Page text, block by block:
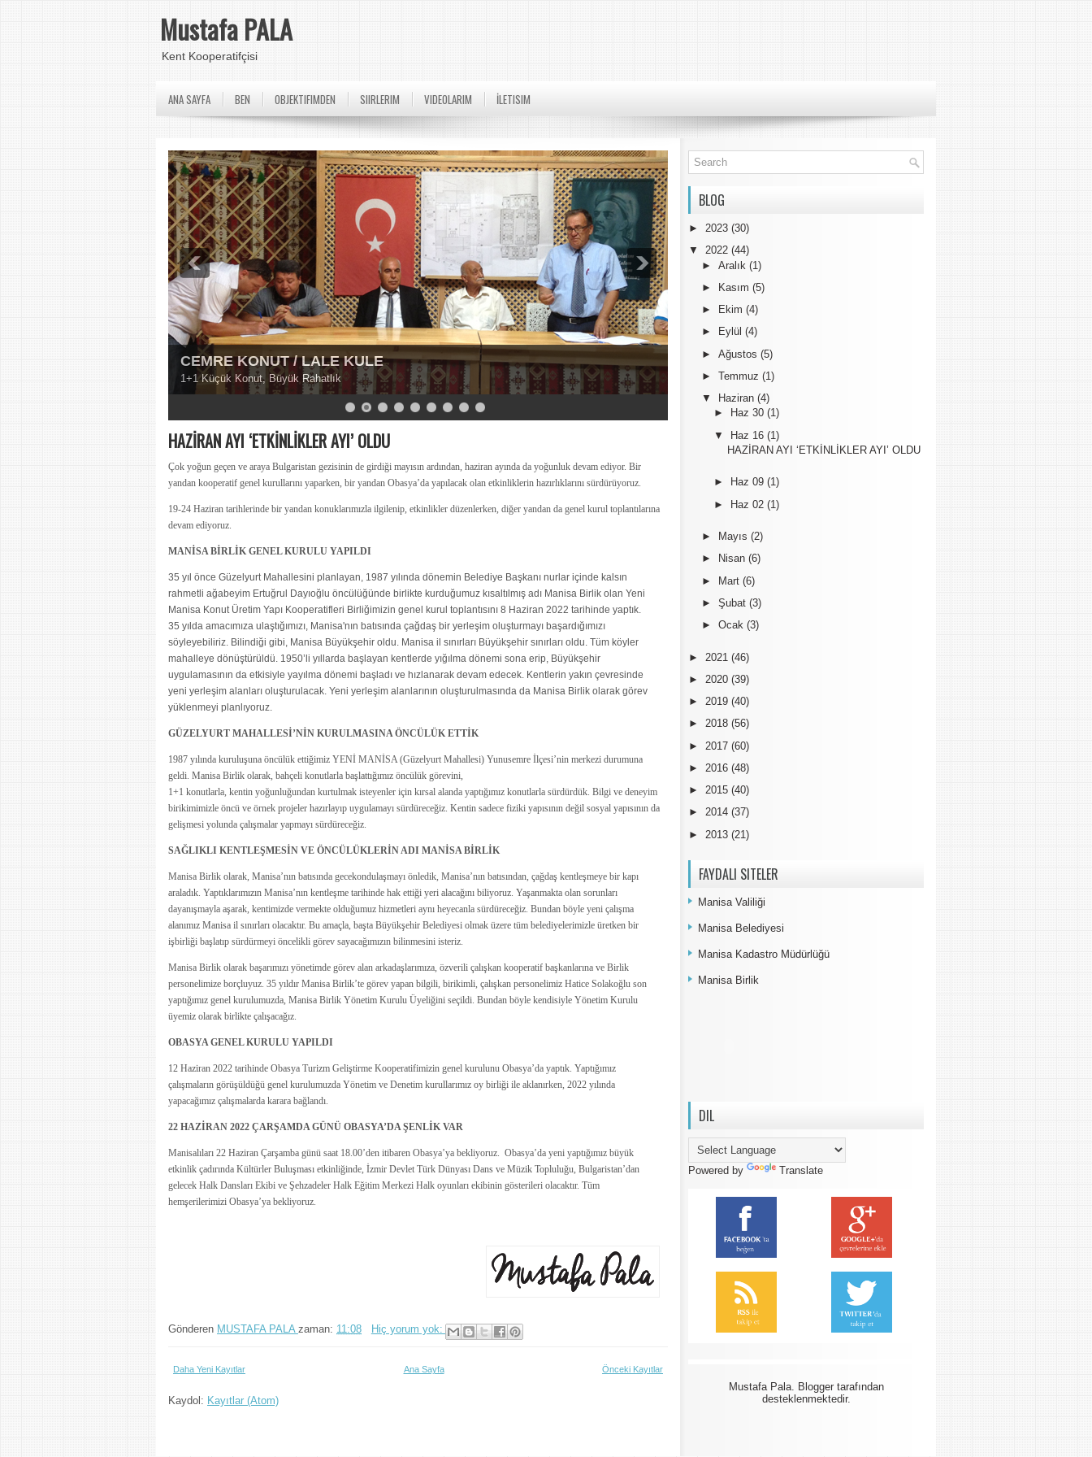
Mustafa PALA
Kent Kooperatifçisi
ANA SAYFA BEN OBJEKTIFIMDEN SIIRLERIM VIDEOLARIM İLETISIM
CEMRE KONUT / LALE KULE
1+1 Küçük Konut, Büyük Rahatlık
HAZİRAN AYI ‘ETKİNLİKLER AYI’ OLDU
Çok yoğun geçen ve araya Bulgaristan gezisinin de girdiği mayısın ardından, haziran ayında da yoğunluk devam ediyor. Bir
yandan kooperatif genel kurullarını yaparken, bir yandan Obasya’da yapılacak olan etkinliklerin hazırlıklarını sürdürüyoruz.
19-24 Haziran tarihlerinde bir yandan konuklarımızla ilgilenip, etkinlikler düzenlerken, diğer yandan da genel kurul toplantılarına
devam ediyoruz.
MANİSA BİRLİK GENEL KURULU YAPILDI
35 yıl önce Güzelyurt Mahallesini planlayan, 1987 yılında dönemin Belediye Başkanı nurlar içinde kalsın
rahmetli ağabeyim Ertuğrul Dayıoğlu öncülüğünde birlikte kurduğumuz kısaltılmış adı Manisa Birlik olan Yeni
Manisa Konut Üretim Yapı Kooperatifleri Birliğimizin genel kurul toplantısını 8 Haziran 2022 tarihinde yaptık.
35 yılda amacımıza ulaştığımızı, Manisa'nın batısında çağdaş bir yerleşim oluşturmayı başardığımızı
söyleyebiliriz. Bilindiği gibi, Manisa Büyükşehir oldu. Manisa il sınırları Büyükşehir sınırları oldu. Tüm köyler
mahalleye dönüştürüldü. 1950’li yıllarda başlayan kentlerde yığılma dönemi sona erip, Büyükşehir
uygulamasının da etkisiyle yayılma dönemi başladı ve hızlanarak devam edecek. Kentlerin yakın çevresinde
yeni yerleşim alanları oluşturulacak. Yeni yerleşim alanlarının oluşturulmasında da Manisa Birlik olarak görev
yüklenmeyi planlıyoruz.
GÜZELYURT MAHALLESİ’NİN KURULMASINA ÖNCÜLÜK ETTİK
1987 yılında kuruluşuna öncülük ettiğimiz YENİ MANİSA (Güzelyurt Mahallesi) Yunusemre İlçesi’nin merkezi durumuna
geldi. Manisa Birlik olarak, bahçeli konutlarla başlattığımız öncülük görevini,
1+1 konutlarla, kentin yoğunluğundan kurtulmak isteyenler için kırsal alanda yaptığımız konutlarla sürdürdük. Bilgi ve deneyim
birikimimizle öncü ve örnek projeler hazırlayıp uygulamayı sürdüreceğiz. Kentin sadece fiziki yapısının değil sosyal yapısının da
gelişmesi yolunda çalışmalar yapmayı sürdüreceğiz.
SAĞLIKLI KENTLEŞMESİN VE ÖNCÜLÜKLERİN ADI MANİSA BİRLİK
Manisa Birlik olarak, Manisa’nın batısında gecekondulaşmayı önledik, Manisa’nın batısından, çağdaş kentleşmeye bir kapı
araladık. Yaptıklarımızın Manisa’nın kentleşme tarihinde hak ettiği yeri alacağını biliyoruz. Yaşanmakta olan sorunları
dayanışmayla aşarak, kentimizde vermekte olduğumuz hizmetleri aynı heyecanla sürdüreceğiz. Bundan böyle yeni çalışma
alanımız Manisa il sınırları olacaktır. Bu amaçla, başta Büyükşehir Belediyesi olmak üzere tüm belediyelerimizle üretken bir
işbirliği başlatıp sürdürmeyi öncelikli görev sayacağımızın bilinmesini isteriz.
Manisa Birlik olarak başarımızı yönetimde görev alan arkadaşlarımıza, özverili çalışkan kooperatif başkanlarına ve Birlik
personelimize borçluyuz. 35 yıldır Manisa Birlik’te görev yapan bilgili, birikimli, çalışkan personelimiz Hatice Solakoğlu son
yaptığımız genel kurulumuzda, Manisa Birlik Yönetim Kurulu Üyeliğini seçildi. Bundan böyle kendisiyle Yönetim Kurulu
üyemiz olarak birlikte çalışacağız.
OBASYA GENEL KURULU YAPILDI
12 Haziran 2022 tarihinde Obasya Turizm Geliştirme Kooperatifimizin genel kurulunu Obasya’da yaptık. Yaptığımız
çalışmaların görüşüldüğü genel kurulumuzda Yönetim ve Denetim kurullarımız oy birliği ile aklanırken, 2022 yılında
yapacağımız çalışmalarda karara bağlandı.
22 HAZİRAN 2022 ÇARŞAMDA GÜNÜ OBASYA’DA ŞENLİK VAR
Manisalıları 22 Haziran Çarşamba günü saat 18.00’den itibaren Obasya’ya bekliyoruz. Obasya’da yeni yaptığımız büyük
etkinlik çadırında Kültürler Buluşması etkinliğinde, İzmir Devlet Türk Dünyası Dans ve Müzik Topluluğu, Bulgaristan’dan
gelecek Halk Dansları Ekibi ve Şehzadeler Halk Eğitim Merkezi Halk oyunları ekibinin gösterileri olacaktır. Tüm
hemşerilerimizi Obasya’ya bekliyoruz.
Gönderen MUSTAFA PALA zaman: 11:08 Hiç yorum yok:
Daha Yeni Kayıtlar Önceki Kayıtlar
Ana Sayfa
Kaydol: Kayıtlar (Atom)
BLOG
► 2023 (30)
▼ 2022 (44)
► Aralık (1)
►
Kasım (5)
►
Ekim (4)
►
Eylül (4)
► Ağustos (5)
► Temmuz (1)
▼
Haziran (4)
►
Haz 30(1)
▼ Haz 16(1)
HAZİRAN AYI ‘ETKİNLİKLER AYI’ OLDU
► Haz 09(1)
► Haz 02(1)
► Mayıs (2)
►
Nisan (6)
► Mart (6)
► Şubat (3)
► Ocak (3)
► 2021 (46)
► 2020 (39)
► 2019 (40)
► 2018 (56)
► 2017 (60)
► 2016 (48)
► 2015 (40)
► 2014 (37)
► 2013 (21)
FAYDALI SITELER
Manisa Valiliği
Manisa Belediyesi
Manisa Kadastro Müdürlüğü
Manisa Birlik
DIL
Powered by Translate
Mustafa Pala. Bloggertarafından
desteklenmektedir.